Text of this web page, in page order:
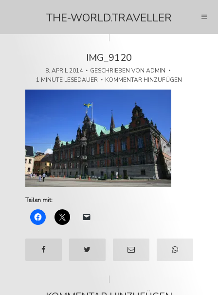
THE-WORLD.TRAVELLER
IMG_9120
8. APRIL 2014 GESCHRIEBEN VON ADMIN
1 MINUTE LESEDAUER
KOMMENTAR HINZUFÜGEN
Teilen mit: